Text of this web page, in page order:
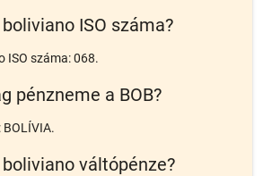
ISO száma?
ISO száma: 068.
pénzneme a BOB?
BOLÍVIA.
váltópénze?